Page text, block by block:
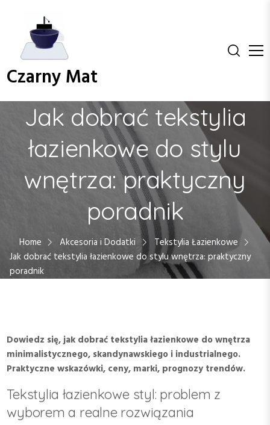
Czarny Mat
Jak dobrać tekstylia
łazienkowe do stylu
wnętrza: praktyczny
poradnik
Home Akcesoria i Dodatki
Tekstylia Łazienkowe
Jak dobrać tekstylia łazienkowe do stylu wnętrza: praktyczny
poradnik
Dowiedz się, jak dobrać tekstylia łazienkowe do wnętrza
minimalistycznego, skandynawskiego i industrialnego.
Praktyczne wskazówki, ceny, marki, prognozy trendów.
Tekstylia łazienkowe styl: problem z
wyborem a realne rozwiązania